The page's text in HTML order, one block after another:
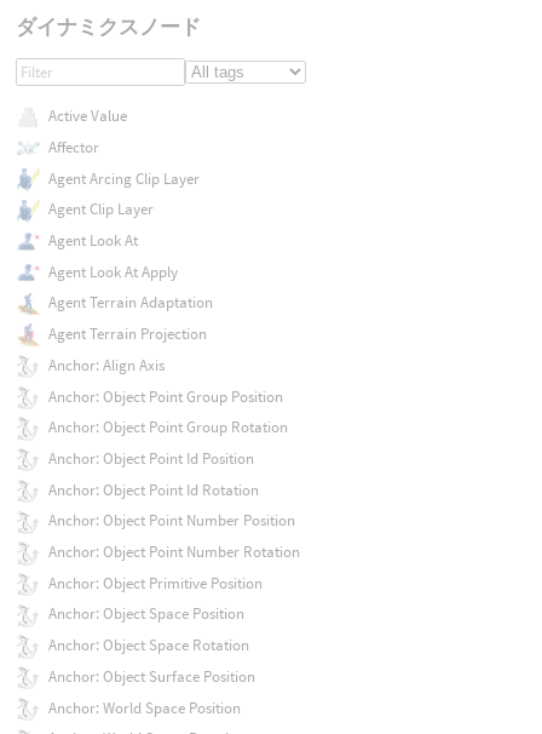
ダイナミクスノード
Active Value
Affector
Agent Arcing Clip Layer
Agent Clip Layer
Agent Look At
Agent Look At Apply
Agent Terrain Adaptation
Agent Terrain Projection
Anchor: Align Axis
Anchor: Object Point Group Position
Anchor: Object Point Group Rotation
Anchor: Object Point Id Position
Anchor: Object Point Id Rotation
Anchor: Object Point Number Position
Anchor: Object Point Number Rotation
Anchor: Object Primitive Position
Anchor: Object Space Position
Anchor: Object Space Rotation
Anchor: Object Surface Position
Anchor: World Space Position